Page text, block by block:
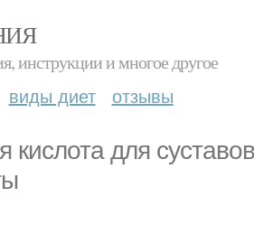
инструкции и многое другое
виды диет отзывы
кислота для